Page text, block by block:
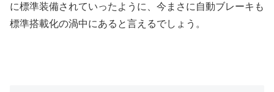
に標準装備されていったように、今まさに自動ブレーキも
標準搭載化の渦中にあると言えるでしょう。